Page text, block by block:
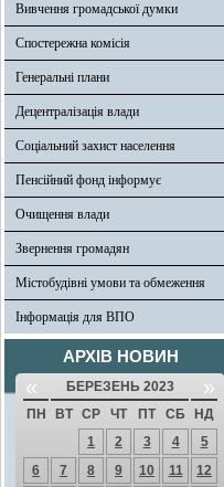
Вивчення громадської думки
Спостережна комісія
Генеральні плани
Децентралізація влади
Соціальний захист населення
Пенсійний фонд інформує
Очищення влади
Звернення громадян
Містобудівні умови та обмеження
Інформація для ВПО
АРХІВ НОВИН
« БЕРЕЗЕНЬ 2023 »
ПН ВТ СР ЧТ ПТ СБ
НД
1
2 3 4
5
6
7 8 9 10 11
12